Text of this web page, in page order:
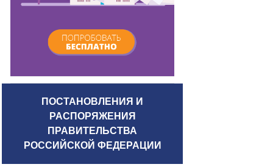
ПОСТАНОВЛЕНИЯ И
РАСПОРЯЖЕНИЯ
ПРАВИТЕЛЬСТВА
РОССИЙСКОЙ ФЕДЕРАЦИИ